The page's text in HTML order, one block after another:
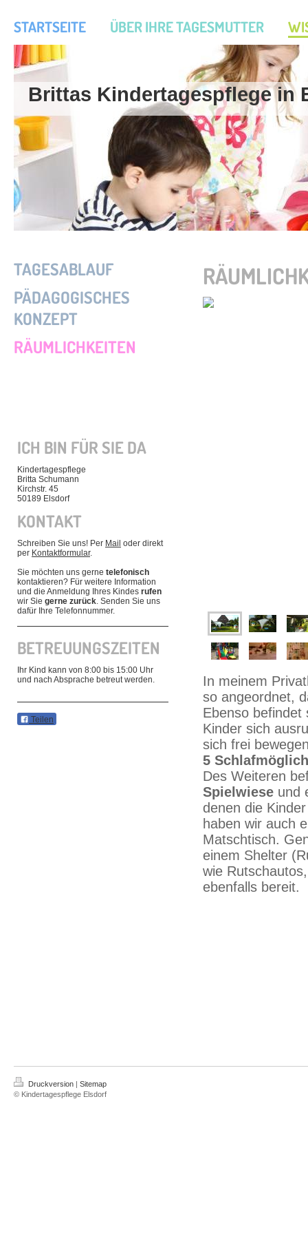
STARTSEITE ÜBER IHRE TAGESMUTTER
Brittas Kindertagespflege in
TAGESABLAUF
PÄDAGOGISCHES
KONZEPT
RÄUMLICHKEITEN
ICH BIN FÜR SIE DA
Kindertagespflege
Britta Schumann
Kirchstr. 45
50189 Elsdorf
KONTAKT
Schreiben Sie uns! Per Mail oder direkt
per Kontaktformular.
Sie möchten uns gerne telefonisch
kontaktieren? Für weitere Information
und die Anmeldung Ihres Kindes rufen
wir Sie gerne zurück. Senden Sie uns
dafür Ihre Telefonnummer.
BETREUUNGSZEITEN
Ihr Kind kann von 8:00 bis 15:00 Uhr
und nach Absprache betreut werden.
Teilen
In meinem
so angeordnet,
Ebenso befindet
Kinder sich
sich frei
5
Des Weiteren
Spielwiese und
denen die
haben wir auch
Matschtisch.
einem Shelter
wie
ebenfalls bereit.
Druckversion | Sitemap
© Kindertagespflege Elsdorf